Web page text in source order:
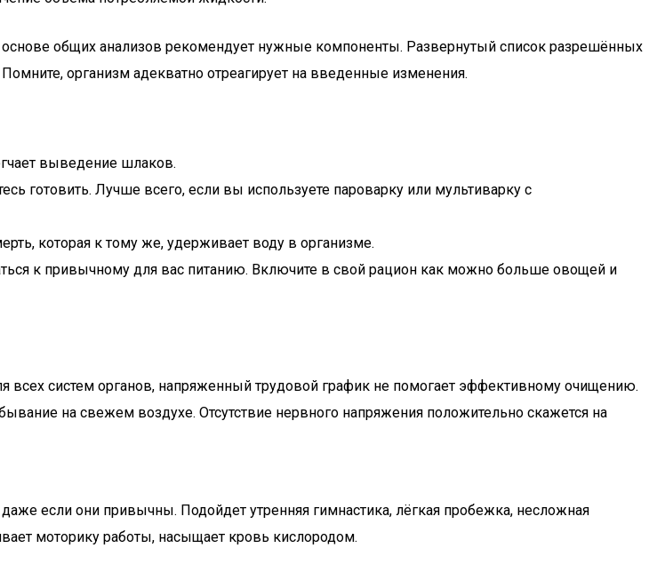
общих анализов рекомендует нужные компоненты. Развернутый список разрешённых
организм адекватно отреагирует на введенные изменения.
выведение шлаков.
готовить. Лучше всего, если вы используете пароварку или мультиварку с
которая к тому же, удерживает воду в организме.
к привычному для вас питанию. Включите в свой рацион как можно больше овощей и
всех систем органов, напряженный трудовой график не помогает эффективному очищению.
на свежем воздухе. Отсутствие нервного напряжения положительно скажется на
если они привычны. Подойдет утренняя гимнастика, лёгкая пробежка, несложная
моторику работы, насыщает кровь кислородом.